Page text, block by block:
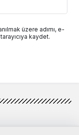
üzere adımı, e-
kaydet.